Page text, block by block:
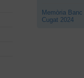
Memòria
Cugat 2024